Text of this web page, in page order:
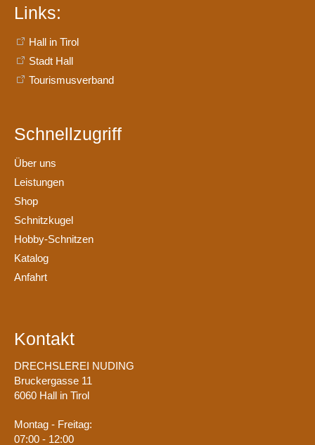
Links:
Hall in Tirol
Stadt Hall
Tourismusverband
Schnellzugriff
Über uns
Leistungen
Shop
Schnitzkugel
Hobby-Schnitzen
Katalog
Anfahrt
Kontakt
DRECHSLEREI NUDING
Bruckergasse 11
6060 Hall in Tirol
Montag - Freitag:
07:00 - 12:00